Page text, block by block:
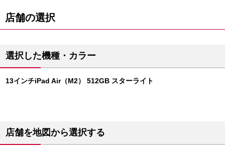
店舗の選択
選択した機種・カラー
13インチiPad Air（M2） 512GB スターライト
店舗を地図から選択する